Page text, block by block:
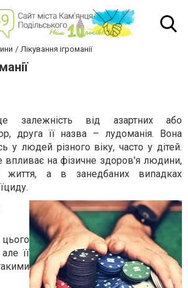
Лікування ігроманії
залежність від азартних або
друга її назва – лудоманія. Вона
у людей різного віку, часто у дітей.
впливає на фізичне здоров'я людини,
життя, а в занедбаних випадках
її